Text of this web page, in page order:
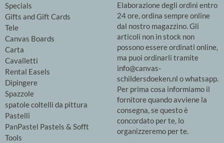
Specials
Gifts and Gift Cards
Tele
Canvas Boards
Carta
Cavalletti
Rental Easels
Dipingere
Spazzole
spatole coltelli da pittura
Pastelli
PanPastel Pastels & Sofft
Tools
Elaborazione degli ordini entro
24 ore, ordina sempre online
dal nostro magazzino. Gli
articoli non in stock non
possono essere ordinati online,
ma puoi ordinarli tramite
info@canvas-
schildersdoeken.nl o whatsapp.
Per prima cosa informiamo il
fornitore quando avviene la
consegna, se questo è
concordato per te, lo
organizzeremo per te.